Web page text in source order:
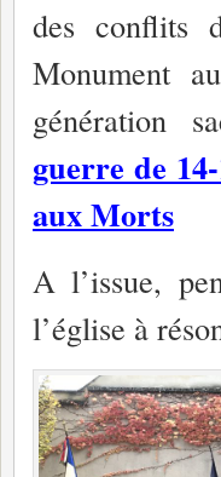
des conflits
Monument
génération
guerre de
aux Morts
A l’issue,
l’église à